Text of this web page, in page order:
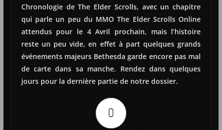
Chronologie de The Elder Scrolls, avec un chapitre
qui parle un peu du MMO The Elder Scrolls Online
attendus pour le 4 Avril prochain, mais l’histoire
reste un peu vide, en effet à part quelques grands
événements majeurs Bethesda garde encore pas mal
de carte dans sa manche. Rendez dans quelques
jours pour la dernière partie de notre dossier.
0